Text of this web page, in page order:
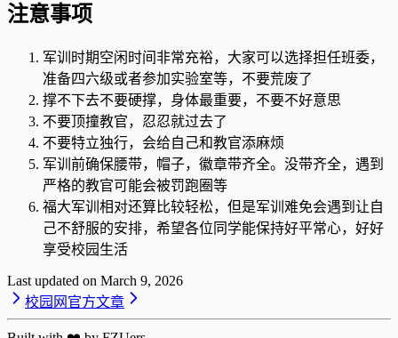
注意事项
军训时期空闲时间非常充裕，大家可以选择担任班委，
准备四六级或者参加实验室等，不要荒废了
撑不下去不要硬撑，身体最重要，不要不好意思
不要顶撞教官，忍忍就过去了
不要特立独行，会给自己和教官添麻烦
军训前确保腰带，帽子，徽章带齐全。没带齐全，遇到
严格的教官可能会被罚跑圈等
福大军训相对还算比较轻松，但是军训难免会遇到让自
己不舒服的安排，希望各位同学能保持好平常心，好好
享受校园生活
Last updated on March 9, 2026
校园网 官方文章